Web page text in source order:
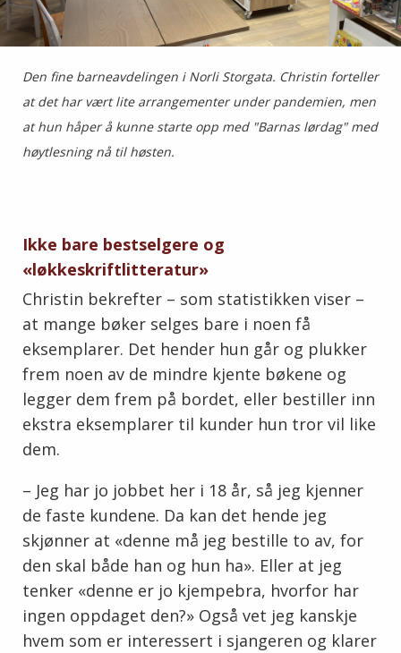
Den fine barneavdelingen i Norli Storgata. Christin forteller
at det har vært lite arrangementer under pandemien, men
at hun håper å kunne starte opp med "Barnas lørdag" med
høytlesning nå til høsten.
Ikke bare bestselgere og
«løkkeskriftlitteratur»
Christin bekrefter – som statistikken viser –
at mange bøker selges bare i noen få
eksemplarer. Det hender hun går og plukker
frem noen av de mindre kjente bøkene og
legger dem frem på bordet, eller bestiller inn
ekstra eksemplarer til kunder hun tror vil like
dem.
– Jeg har jo jobbet her i 18 år, så jeg kjenner
de faste kundene. Da kan det hende jeg
skjønner at «denne må jeg bestille to av, for
den skal både han og hun ha». Eller at jeg
tenker «denne er jo kjempebra, hvorfor har
ingen oppdaget den?» Også vet jeg kanskje
hvem som er interessert i sjangeren og klarer